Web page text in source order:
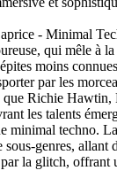
- Minimal
qui mêle à
moins
par les
que Richie
les talents
minimal techno.
sous-genres, allant
la glitch, offrant